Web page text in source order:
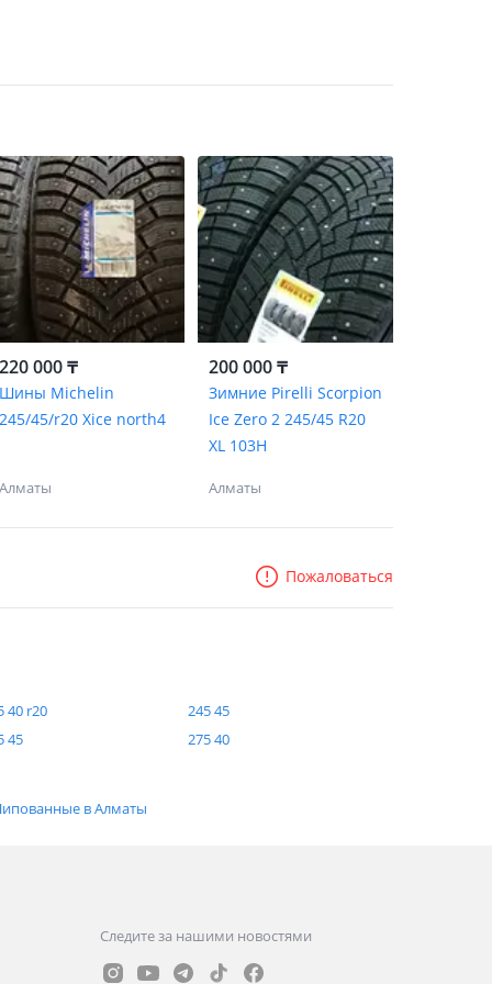
220 000 ₸
Шины Michelin
245/45/r20 Xice north4
Алматы
200 000 ₸
Зимние Pirelli Scorpion
Ice Zero 2 245/45 R20
XL 103H
Алматы
Пожаловаться
40 r20
245 45
45
275 40
в Алматы
Следите за нашими новостями